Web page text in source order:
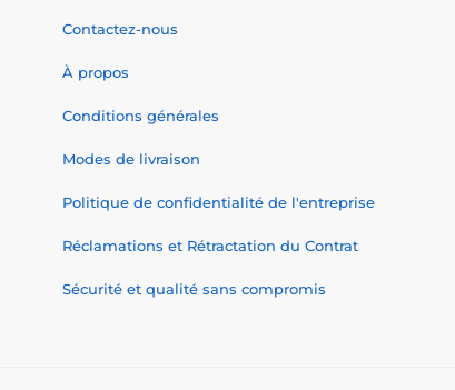
Contactez-nous
À propos
Conditions générales
Modes de livraison
Politique de confidentialité de l'entreprise
Réclamations et Rétractation du Contrat
Sécurité et qualité sans compromis